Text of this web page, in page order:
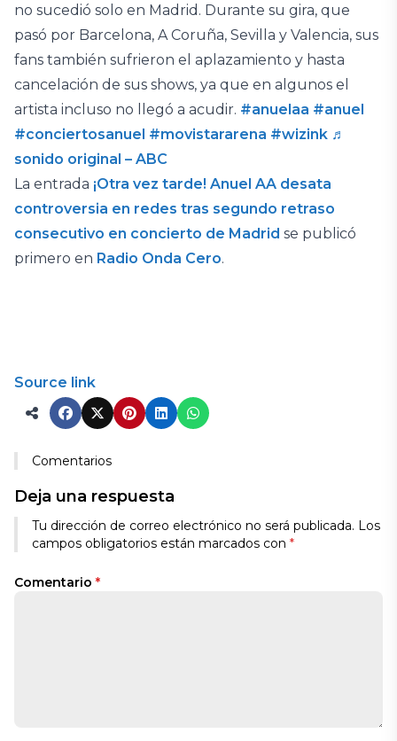
no sucedió solo en Madrid. Durante su gira, que
pasó por Barcelona, A Coruña, Sevilla y Valencia, sus
fans también sufrieron el aplazamiento y hasta
cancelación de sus shows, ya que en algunos el
artista incluso no llegó a acudir. #anuelaa #anuel
#conciertosanuel #movistararena #wizink ♬
sonido original – ABC
La entrada ¡Otra vez tarde! Anuel AA desata
controversia en redes tras segundo retraso
consecutivo en concierto de Madrid se publicó
primero en Radio Onda Cero.
Source link
Comentarios
Deja una respuesta
Tu dirección de correo electrónico no será publicada. Los
campos obligatorios están marcados con *
Comentario *